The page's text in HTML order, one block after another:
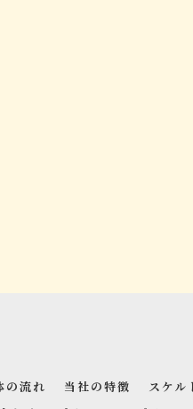
の流れ 当社の特徴 スケル